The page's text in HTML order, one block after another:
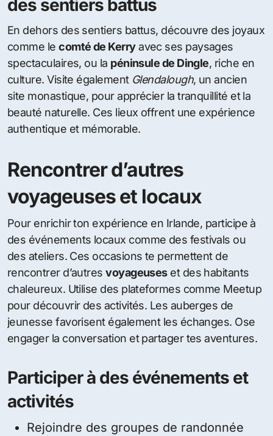
des sentiers battus
En dehors des sentiers battus, découvre des joyaux
comme lecomté de Kerryavec ses paysages
spectaculaires, ou la péninsule de Dingle, riche en
culture. Visite également Glendalough, un ancien
site monastique, pour apprécier la tranquillité et la
beauté naturelle. Ces lieux offrent une expérience
authentique et mémorable.
Rencontrer d’autres
voyageuses et locaux
Pour enrichir ton expérience en Irlande, participe à
des événements locaux comme des festivals ou
des ateliers. Ces occasions te permettent de
rencontrer d’autresvoyageuseset des habitants
chaleureux. Utilise des plateformes comme Meetup
pour découvrir des activités. Les auberges de
jeunesse favorisent également les échanges. Ose
engager la conversation et partager tes aventures.
Participer à des événements et
activités
Rejoindre des groupes de randonnée